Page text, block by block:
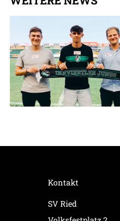
Kontakt
SV Ried